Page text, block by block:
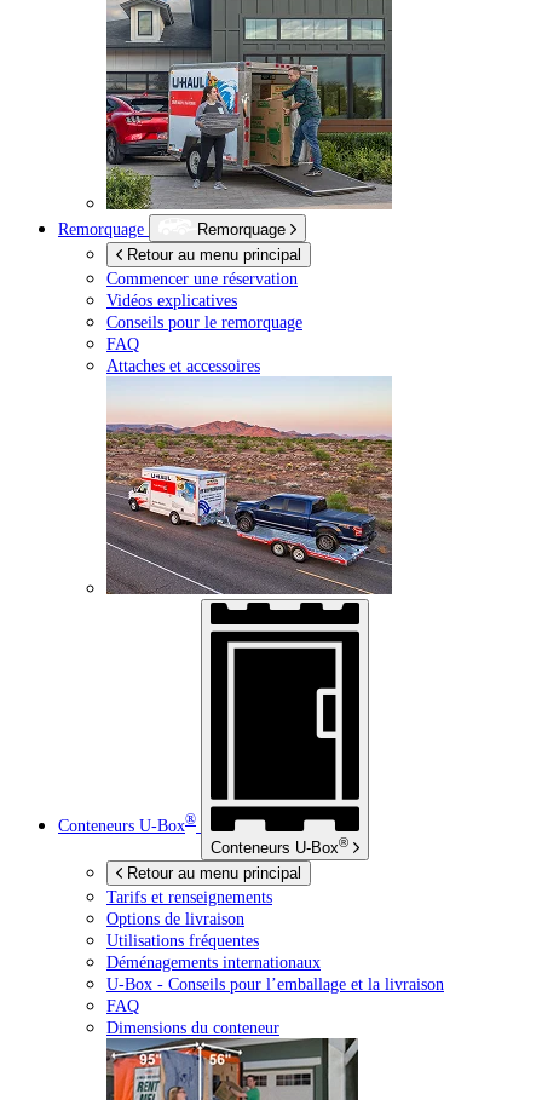
Remorquage
Remorquage
Retour au menu principal
Commencer une réservation
Vidéos explicatives
Conseils pour le remorquage
FAQ
Attaches et accessoires
Conteneurs U-Box®
Conteneurs U-Box®
Retour au menu principal
Tarifs et renseignements
Options de livraison
Utilisations fréquentes
Déménagements internationaux
U-Box - Conseils pour l’emballage et la livraison
FAQ
Dimensions du conteneur